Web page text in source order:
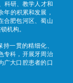
科研、教学人才和
年的积累和发展，
合肥包河区、蜀山
机构。
一贯的精细化、
专科，开展牙周治
广大口腔患者的口